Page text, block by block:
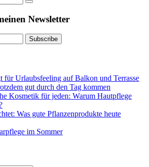
Newsletter
Subscribe
für Urlaubsfeeling auf Balkon und Terrasse
gut durch den Tag kommen
Kosmetik für jeden: Warum Hautpflege
Was gute Pflanzenprodukte heute
im Sommer